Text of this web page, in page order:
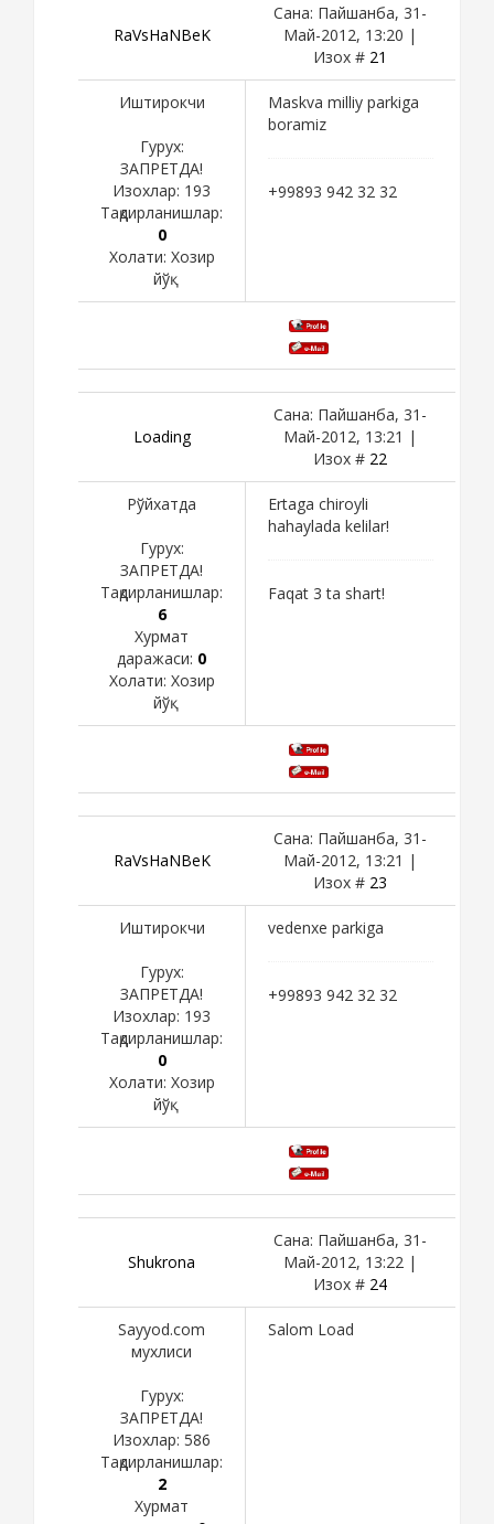
RaVsHaNBeK
Сана: Пайшанба, 31-
Май-2012, 13:20 |
Изох # 21
Иштирокчи
Гурух:
ЗАПРЕТДА!
Изохлар: 193
Тақдирланишлар:
0
Холати: Хозир
йўқ
Maskva milliy parkiga
boramiz
+99893 942 32 32
Loading
Сана: Пайшанба, 31-
Май-2012, 13:21 |
Изох # 22
Рўйхатда
Гурух:
ЗАПРЕТДА!
Тақдирланишлар:
6
Хурмат
даражаси: 0
Холати: Хозир
йўқ
Ertaga chiroyli
hahaylada kelilar!
Faqat 3 ta shart!
RaVsHaNBeK
Сана: Пайшанба, 31-
Май-2012, 13:21 |
Изох # 23
Иштирокчи
Гурух:
ЗАПРЕТДА!
Изохлар: 193
Тақдирланишлар:
0
Холати: Хозир
йўқ
vedenxe parkiga
+99893 942 32 32
Shukronа
Сана: Пайшанба, 31-
Май-2012, 13:22 |
Изох # 24
Sayyod.com
мухлиси
Гурух:
ЗАПРЕТДА!
Изохлар: 586
Тақдирланишлар:
2
Хурмат
Salom Load